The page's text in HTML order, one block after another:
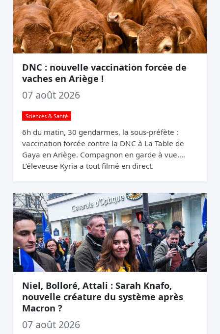
DNC : nouvelle vaccination forcée de
vaches en Ariège !
07 août 2026
Sciences & Santé
6h du matin, 30 gendarmes, la sous-préfète :
vaccination forcée contre la DNC à La Table de
Gaya en Ariège. Compagnon en garde à vue.
L’éleveuse Kyria a tout filmé en direct.
Niel, Bolloré, Attali : Sarah Knafo,
nouvelle créature du système après
Macron ?
07 août 2026